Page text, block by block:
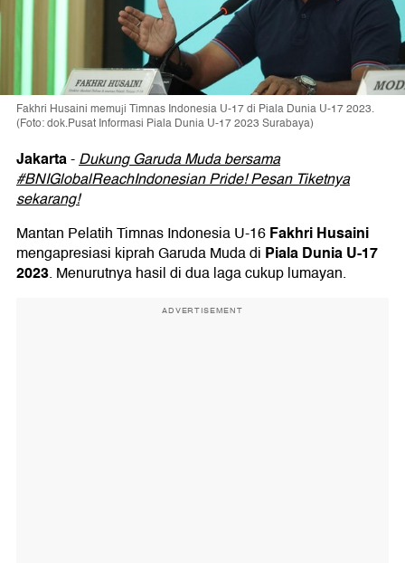
Fakhri Husaini memuji Timnas Indonesia U-17 di Piala Dunia U-17 2023.
(Foto: dok.Pusat Informasi Piala Dunia U-17 2023 Surabaya)
Jakarta-Dukung Garuda Muda bersama
#BNIGlobalReachIndonesian Pride! Pesan Tiketnya
sekarang!
Mantan Pelatih Timnas Indonesia U-16Fakhri Husaini
mengapresiasi kiprah Garuda Muda di Piala Dunia U-17
2023. Menurutnya hasil di dua laga cukup lumayan.
ADVERTISEMENT